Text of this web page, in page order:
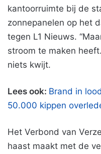
kantoorruimte bij de
zonnepanelen op het
tegen L1 Nieuws.
stroom te maken
niets kwijt.
Lees ook: Brand in
50.000 kippen
Het Verbond van
haast maakt met de